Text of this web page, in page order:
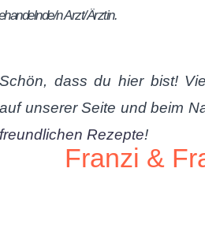
n Arzt/Ärztin.
Schön, dass du hier bist!
auf unserer Seite und beim
freundlichen Rezepte!
Franzi &